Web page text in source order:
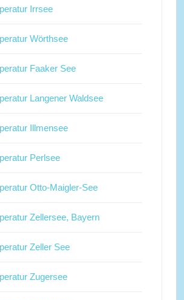
Irrsee
Wörthsee
Faaker See
Langener Waldsee
Illmensee
Perlsee
Otto-Maigler-See
Zellersee, Bayern
Zeller See
Zugersee